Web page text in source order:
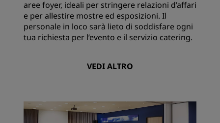
aree foyer, ideali per stringere relazioni d’affari
e per allestire mostre ed esposizioni. Il
personale in loco sarà lieto di soddisfare ogni
tua richiesta per l’evento e il servizio catering.
VEDI ALTRO